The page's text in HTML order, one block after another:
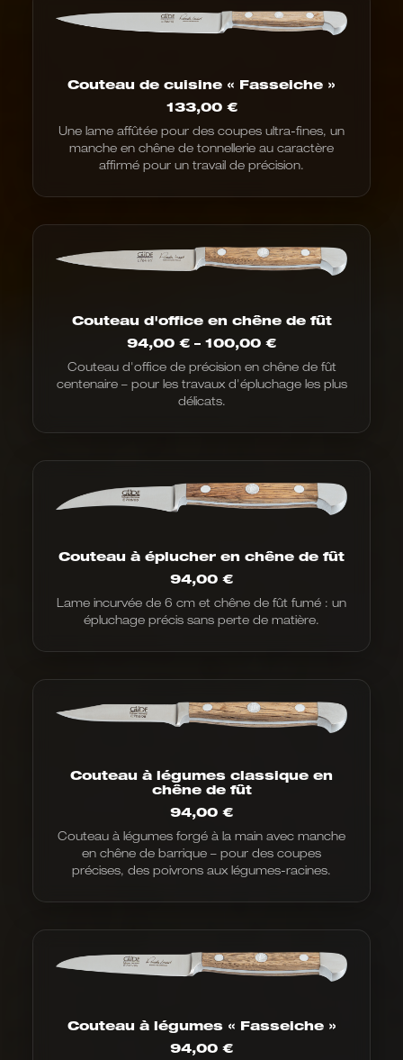
Couteau de cuisine « Fasseiche »
133,00 €
Une lame affûtée pour des coupes ultra-fines, un
manche en chêne de tonnellerie au caractère
affirmé pour un travail de précision.
Couteau d'office en chêne de fût
94,00 € – 100,00 €Fourchette
prix
:
100,00
Couteau d'office de précision en chêne de fût
centenaire – pour les travaux d'épluchage les plus
délicats.
Couteau à éplucher en chêne de fût
94,00 €
Lame incurvée de 6 cm et chêne de fût fumé : un
épluchage précis sans perte de matière.
Couteau à légumes classique en
chêne de fût
94,00 €
Couteau à légumes forgé à la main avec manche
en chêne de barrique – pour des coupes
précises, des poivrons aux légumes-racines.
Couteau à légumes « Fasseiche »
94,00 €